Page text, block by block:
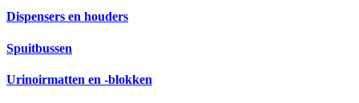
Dispensers en houders
Spuitbussen
Urinoirmatten en -blokken